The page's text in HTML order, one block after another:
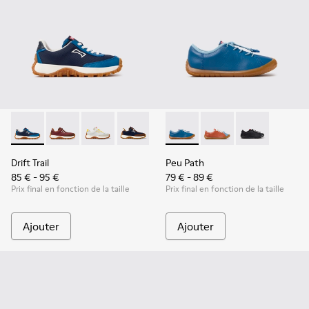
Drift Trail - K800548-032 - Baskets bleues en textile et cuir
Drift Trail - K800548-031
Drift Trail - K800548-029
Drift Trail - K800548-028
Drift Trail - K800548-027
Drift Trail - K800548-
Drift Trail -Drift Trail
Drift Trail
85 € - 95 €
Prix final en fonction de la taille
Ajouter
Peu Path - K800707-002 -
Peu Path -Peu Path -
Peu Path
79 € - 89 €
Prix final en fonction de la taille
Ajouter